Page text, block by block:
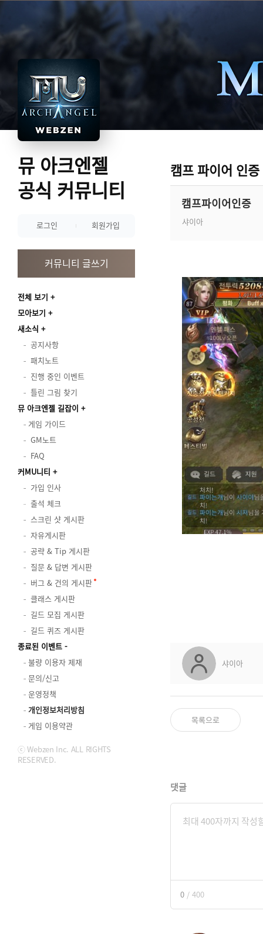
뮤 아크엔젤
공식 커뮤니티
로그인 회원가입
커뮤니티 글쓰기
전체 보기
모아보기
새소식
공지사항
패치노트
진행 중인 이벤트
틀린 그림 찾기
뮤 아크엔젤 길잡이
게임 가이드
GM노트
FAQ
커MU니티
가입 인사
출석 체크
스크린 샷 게시판
자유게시판
공략 & Tip 게시판
질문 & 답변 게시판
버그 & 건의 게시판
클래스 게시판
길드 모집 게시판
길드 퀴즈 게시판
종료된 이벤트
불량 이용자 제재
문의/신고
운영정책
개인정보처리방침
게임 이용약관
ⓒ Webzen Inc. ALL RIGHTS
RESERVED.
캠프 파이어 인증
캠프파이어인증
샤이아
샤이아
목록으로
댓글
0 / 400